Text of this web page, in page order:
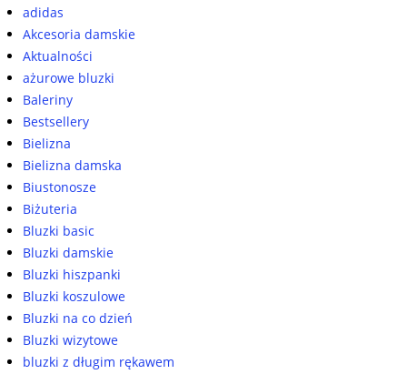
adidas
Akcesoria damskie
Aktualności
ażurowe bluzki
Baleriny
Bestsellery
Bielizna
Bielizna damska
Biustonosze
Biżuteria
Bluzki basic
Bluzki damskie
Bluzki hiszpanki
Bluzki koszulowe
Bluzki na co dzień
Bluzki wizytowe
bluzki z długim rękawem